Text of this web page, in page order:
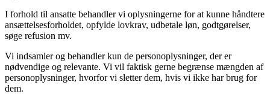
I forhold til ansatte behandler vi oplysningerne for at kunne håndtere
ansættelsesforholdet, opfylde lovkrav, udbetale løn, godtgørelser,
søge refusion mv.
Vi indsamler og behandler kun de personoplysninger, der er
nødvendige og relevante. Vi vil faktisk gerne begrænse mængden af
personoplysninger, hvorfor vi sletter dem, hvis vi ikke har brug for
dem.